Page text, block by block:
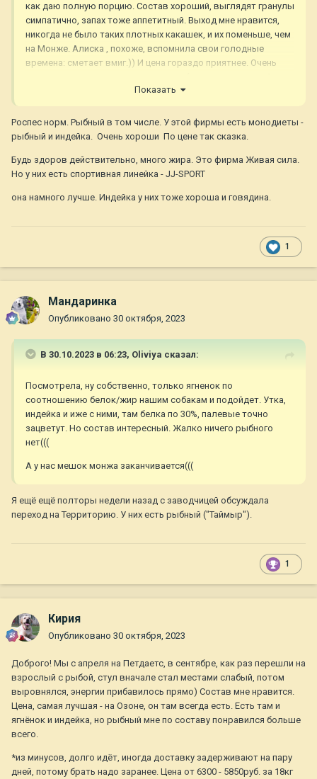
как даю полную порцию. Состав хороший, выглядят гранулы
симпатично, запах тоже аппетитный. Выход мне нравится,
никогда не было таких плотных какашек, и их поменьше, чем
на Монже. Алиска , похоже, вспомнила свои голодные
времена: сметает вмиг.)) И цена гораздо приятнее. Очень
Мы в прошлом году пробовали перейти на Будь здоров и
даже перешли, но начались какие-то траблы с доставкой,
рассчитывали, в общем, выкручивались, как только можно.
И внешний вид корма мне перестал нравиться, жирный на
ощупь и через пару недель менялся запах. Мы тогда на
Показать
Роспес норм. Рыбный в том числе. У этой фирмы есть монодиеты -
рыбный и индейка. Очень хороши По цене так сказка.
Будь здоров действительно, много жира. Это фирма Живая сила.
Но у них есть спортивная линейка - JJ-SPORT
она намного лучше. Индейка у них тоже хороша и говядина.
1
Мандаринка
Опубликовано 30 октября, 2023
В 30.10.2023 в 06:23, Oliviya сказал:
Посмотрела, ну собственно, только ягненок по
соотношению белок/жир нашим собакам и подойдет. Утка,
индейка и иже с ними, там белка по 30%, палевые точно
зацветут. Но состав интересный. Жалко ничего рыбного
нет(((
А у нас мешок монжа заканчивается(((
Я ещё ещё полторы недели назад с заводчицей обсуждала
переход на Территорию. У них есть рыбный ("Таймыр").
1
Кирия
Опубликовано 30 октября, 2023
Доброго! Мы с апреля на Петдаетс, в сентябре, как раз перешли на
взрослый с рыбой, стул вначале стал местами слабый, потом
выровнялся, энергии прибавилось прямо) Состав мне нравится.
Цена, самая лучшая - на Озоне, он там всегда есть. Есть там и
ягнёнок и индейка, но рыбный мне по составу понравился больше
всего.
*из минусов, долго идёт, иногда доставку задерживают на пару
дней, потому брать надо заранее. Цена от 6300 - 5850руб. за 18кг